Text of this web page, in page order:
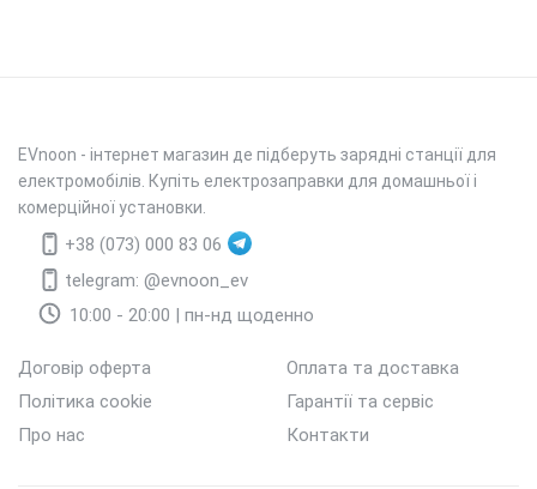
EVnoon - інтернет магазин де підберуть зарядні станції для
електромобілів. Купіть електрозаправки для домашньої і
комерційної установки.
+38 (073) 000 83 06
telegram: @evnoon_ev
10:00 - 20:00 | пн-нд щоденно
Договір оферта
Оплата та доставка
Політика cookie
Гарантії та сервіс
Про нас
Контакти